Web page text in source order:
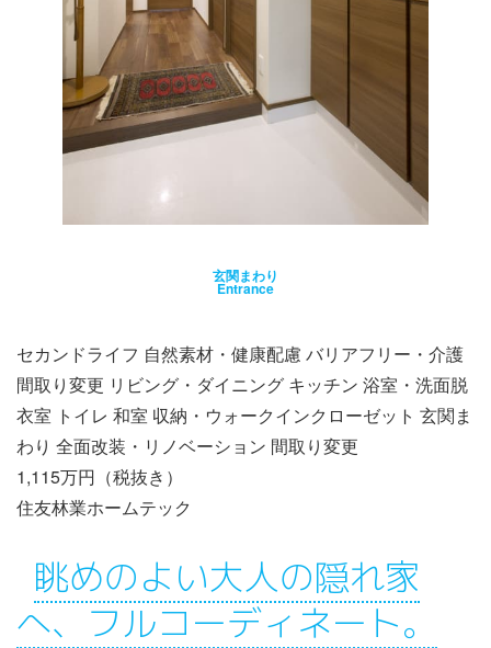
玄関まわり
Entrance
セカンドライフ 自然素材・健康配慮 バリアフリー・介護
間取り変更 リビング・ダイニング キッチン 浴室・洗面脱
衣室 トイレ 和室 収納・ウォークインクローゼット 玄関ま
わり 全面改装・リノベーション 間取り変更
1,115万円（税抜き）
住友林業ホームテック
眺めのよい大人の隠れ家
へ、フルコーディネート。